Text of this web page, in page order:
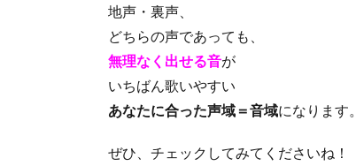
地声・裏声、
どちらの声であっても、
無理なく出せる音が
いちばん歌いやすい
あなたに合った声域＝音域になります。
ぜひ、チェックしてみてくださいね！